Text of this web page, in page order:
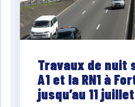
Travaux de nuit
A1 et la RN1 à
jusqu’au 11 juillet